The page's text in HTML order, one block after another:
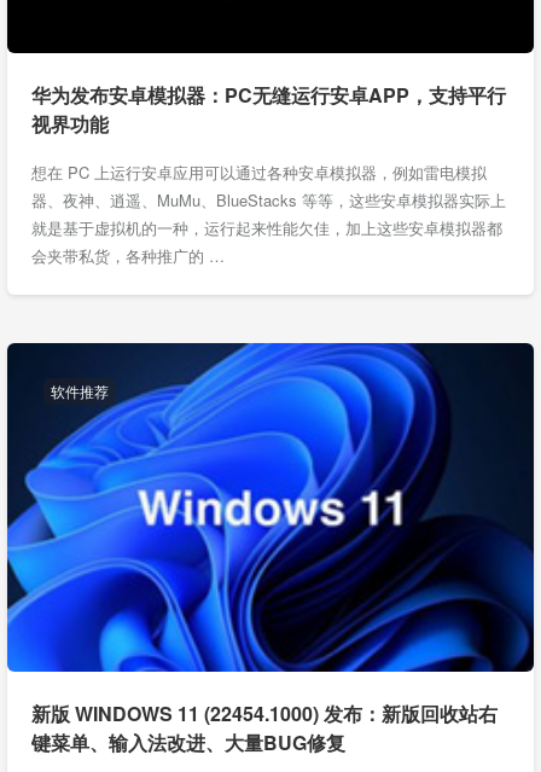
华为发布安卓模拟器：PC无缝运行安卓APP，支持平行
视界功能
想在 PC 上运行安卓应用可以通过各种安卓模拟器，例如雷电模拟
器、夜神、逍遥、MuMu、BlueStacks 等等，这些安卓模拟器实际上
就是基于虚拟机的一种，运行起来性能欠佳，加上这些安卓模拟器都
会夹带私货，各种推广的 …
软件推荐
新版 WINDOWS 11 (22454.1000) 发布：新版回收站右
键菜单、输入法改进、大量BUG修复